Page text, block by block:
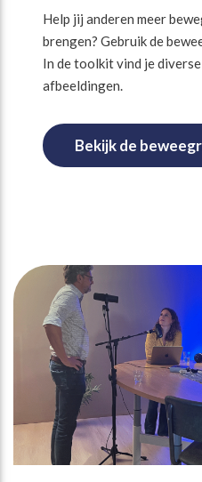
Help jij anderen meer
brengen? Gebruik de
In de toolkit vind je
afbeeldingen.
Bekijk de